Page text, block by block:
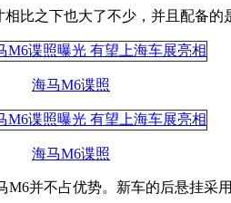
比之下也大了不少，并且配备的
海马M6谍照
海马M6谍照
M6并不占优势。新车的后悬挂